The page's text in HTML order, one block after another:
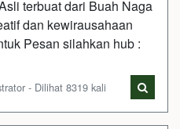
terbuat dari Buah Naga
dan kewirausahaan
Pesan silahkan hub :
- Dilihat 8319 kali